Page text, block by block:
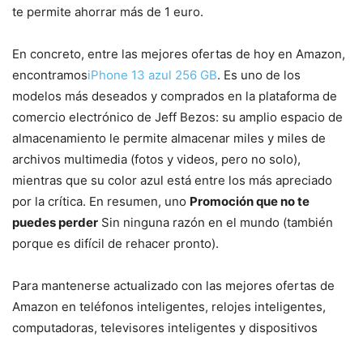
te permite ahorrar más de 1 euro.
En concreto, entre las mejores ofertas de hoy en Amazon,
encontramosiPhone 13 azul 256 GB. Es uno de los
modelos más deseados y comprados en la plataforma de
comercio electrónico de Jeff Bezos: su amplio espacio de
almacenamiento le permite almacenar miles y miles de
archivos multimedia (fotos y videos, pero no solo),
mientras que su color azul está entre los más apreciado
por la crítica. En resumen, uno Promoción que no te
puedes perder Sin ninguna razón en el mundo (también
porque es difícil de rehacer pronto).
Para mantenerse actualizado con las mejores ofertas de
Amazon en teléfonos inteligentes, relojes inteligentes,
computadoras, televisores inteligentes y dispositivos